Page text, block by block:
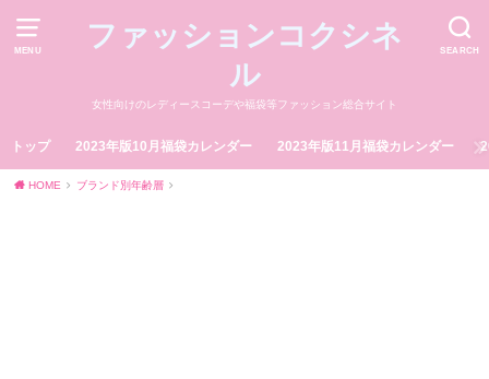
MENU SEARCH
ファッションコクシネ
ル
女性向けのレディースコーデや福袋等ファッション総合サイト
トップ 2023年版10月福袋カレンダー 2023年版11月福袋カレンダー
HOME ブランド別年齢層